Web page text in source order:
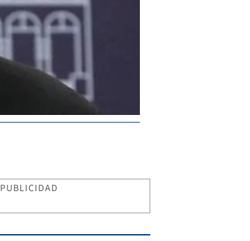
PUBLICIDAD